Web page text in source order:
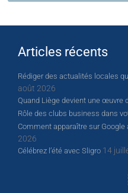
Articles récents
Rédiger des actualités locales
août 2026
Quand Liège devient une œuvre
Rôle des clubs business dans
Comment apparaître sur
2026
Célébrez l’été avec Sligro 14